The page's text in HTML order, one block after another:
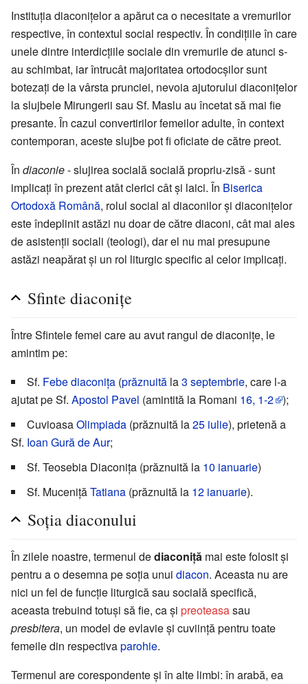
Instituția diaconițelor a apărut ca o necesitate a vremurilor
respective, în contextul social respectiv. În condițiile în care
unele dintre interdicțiile sociale din vremurile de atunci s-
au schimbat, iar întrucât majoritatea ortodocșilor sunt
botezați de la vârsta prunciei, nevoia ajutorului diaconițelor
la slujbele Mirungerii sau Sf. Maslu au încetat să mai fie
presante. În cazul convertirilor femeilor adulte, în context
contemporan, aceste slujbe pot fi oficiate de către preot.
În diaconie- slujirea socială socială propriu-zisă - sunt
implicați în prezent atât clerici cât și laici. În Biserica
Ortodoxă Română, rolul social al diaconilor și diaconițelor
este îndeplinit astăzi nu doar de către diaconi, cât mai ales
de asistenții sociali (teologi), dar el nu mai presupune
astăzi neapărat și un rol liturgic specific al celor implicați.
Sfinte diaconițe
Între Sfintele femei care au avut rangul de diaconițe, le
amintim pe:
Sf. Febe diaconița (prăznuită la3 septembrie, care l-a
ajutat pe Sf. Apostol Pavel (amintită la Romani 16, 1-2 );
CuvioasaOlimpiada (prăznuită la25 iulie), prietenă a
Sf. Ioan Gură de Aur;
Sf. Teosebia Diaconița (prăznuită la 10 ianuarie)
Sf. MucenițăTatiana (prăznuită la 12 ianuarie).
Soția diaconului
În zilele noastre, termenul dediaconiță mai este folosit și
pentru a o desemna pe soția unui diacon. Aceasta nu are
nici un fel de funcție liturgică sau socială specifică,
aceasta trebuind totuși să fie, ca și preoteasasau
presbitera, un model de evlavie și cuviință pentru toate
femeile din respectivaparohie.
Termenul are corespondente și în alte limbi: în arabă, ea